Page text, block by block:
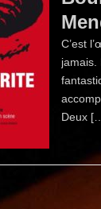
C’est
jamais.
Deux